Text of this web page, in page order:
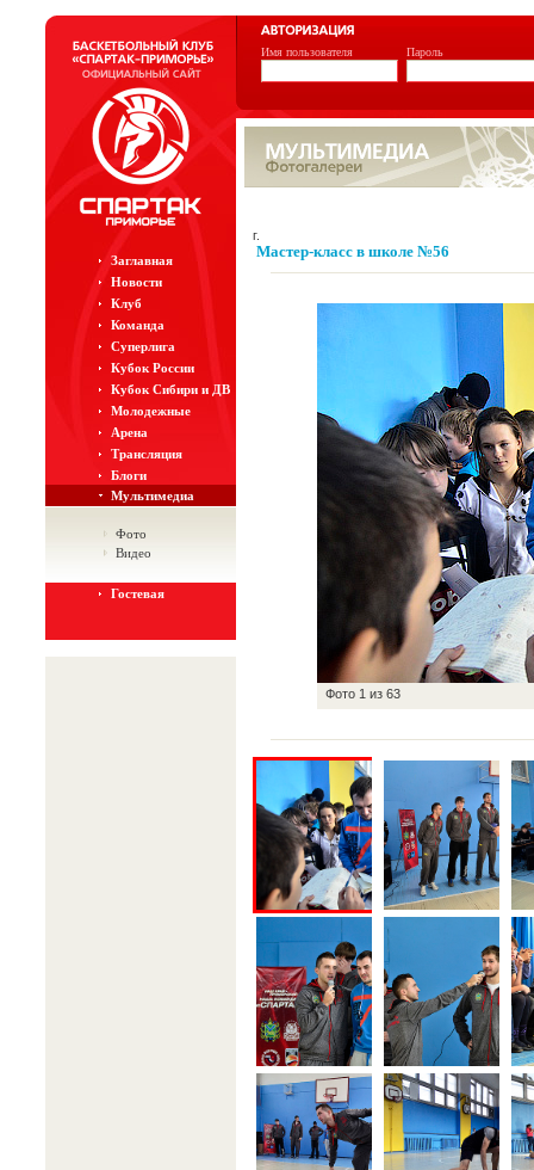
Имя пользователя Пароль
Заглавная
Новости
Клуб
Команда
Суперлига
Кубок России
Кубок Сибири и ДВ
Молодежные
Арена
Трансляция
Блоги
Мультимедиа
Фото
Видео
Гостевая
г.
Мастер-класс в школе №56
Фото 1 из 63